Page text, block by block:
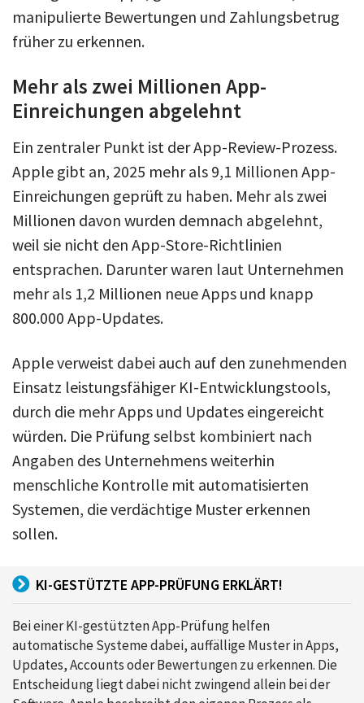
manipulierte Bewertungen und Zahlungsbetrug
früher zu erkennen.
Mehr als zwei Millionen App-
Einreichungen abgelehnt
Ein zentraler Punkt ist der App-Review-Prozess.
Apple gibt an, 2025 mehr als 9,1 Millionen App-
Einreichungen geprüft zu haben. Mehr als zwei
Millionen davon wurden demnach abgelehnt,
weil sie nicht den App-Store-Richtlinien
entsprachen. Darunter waren laut Unternehmen
mehr als 1,2 Millionen neue Apps und knapp
800.000 App-Updates.
Apple verweist dabei auch auf den zunehmenden
Einsatz leistungsfähiger KI-Entwicklungstools,
durch die mehr Apps und Updates eingereicht
würden. Die Prüfung selbst kombiniert nach
Angaben des Unternehmens weiterhin
menschliche Kontrolle mit automatisierten
Systemen, die verdächtige Muster erkennen
sollen.
KI-GESTÜTZTE APP-PRÜFUNG ERKLÄRT!
Bei einer KI-gestützten App-Prüfung helfen
automatische Systeme dabei, auffällige Muster in Apps,
Updates, Accounts oder Bewertungen zu erkennen. Die
Entscheidung liegt dabei nicht zwingend allein bei der